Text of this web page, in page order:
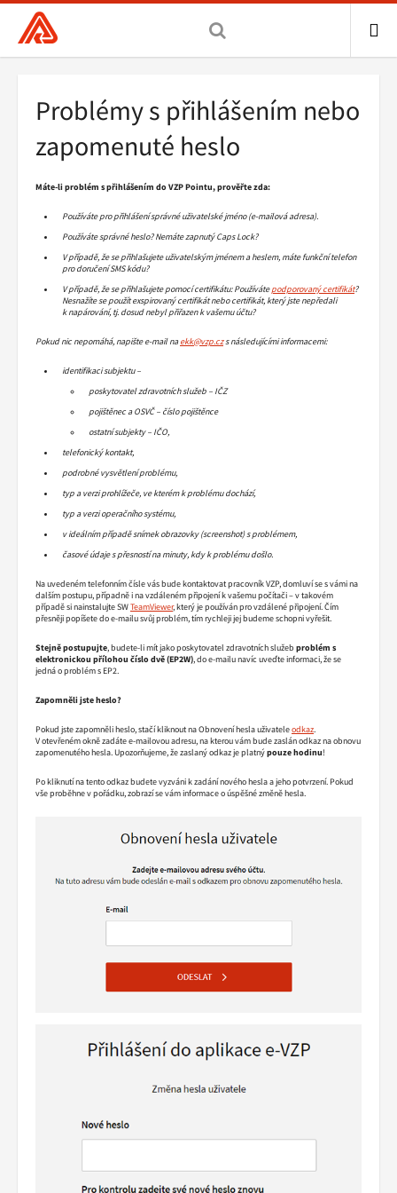
Všeobecná
zdravotní
hlavní
Drobečková
navigace
Problémy s přihlášením nebo
zapomenuté heslo
Máte-li problém s přihlášením do VZP Pointu, prověřte zda:
Používáte pro přihlášení správné uživatelské jméno (e-mailová adresa).
Používáte správné heslo? Nemáte zapnutý Caps Lock?
V případě, že se přihlašujete uživatelským jménem a heslem, máte funkční telefon
pro doručení SMS kódu?
V případě, že se přihlašujete pomocí certifikátu: Používátepodporovaný certifikát?
Nesnažíte se použít exspirovaný certifikát nebo certifikát, který jste nepředali
k napárování, tj. dosud nebyl přiřazen k vašemu účtu?
Pokud nic nepomáhá, napište e-mail naekk@vzp.czs následujícími informacemi:
identifikaci subjektu –
poskytovatel zdravotních služeb – IČZ
pojištěnec a OSVČ – číslo pojištěnce
ostatní subjekty – IČO,
telefonický kontakt,
podrobné vysvětlení problému,
typ a verzi prohlížeče, ve kterém k problému dochází,
typ a verzi operačního systému,
v ideálním případě snímek obrazovky (screenshot) s problémem,
časové údaje s přesností na minuty, kdy k problému došlo.
Na uvedeném telefonním čísle vás bude kontaktovat pracovník VZP, domluví se s vámi na
dalším postupu, případně i na vzdáleném připojení k vašemu počítači – v takovém
případě si nainstalujte SWTeamViewer, který je používán pro vzdálené připojení. Čím
přesněji popíšete do e-mailu svůj problém, tím rychleji jej budeme schopni vyřešit.
Stejně postupujte, budete-li mít jako poskytovatel zdravotních služeb problém s
elektronickou přílohou číslo dvě (EP2W), do e-mailu navíc uveďte informaci, že se
jedná o problém s EP2.
Zapomněli jste heslo?
Pokud jste zapomněli heslo, stačí kliknout na Obnovení hesla uživateleodkaz.
V otevřeném okně zadáte e-mailovou adresu, na kterou vám bude zaslán odkaz na obnovu
zapomenutého hesla. Upozorňujeme, že zaslaný odkaz je platnýpouze hodinu!
Po kliknutí na tento odkaz budete vyzváni k zadání nového hesla a jeho potvrzení. Pokud
vše proběhne v pořádku, zobrazí se vám informace o úspěšné změně hesla.